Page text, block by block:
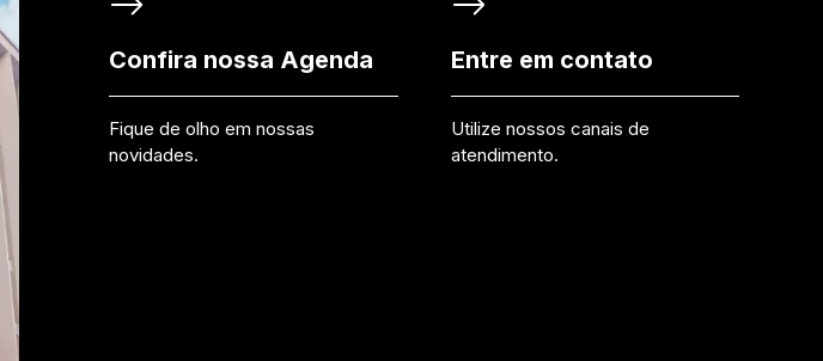
Confira nossa Agenda
Fique de olho em nossas
novidades.
Entre em contato
Utilize nossos canais de
atendimento.